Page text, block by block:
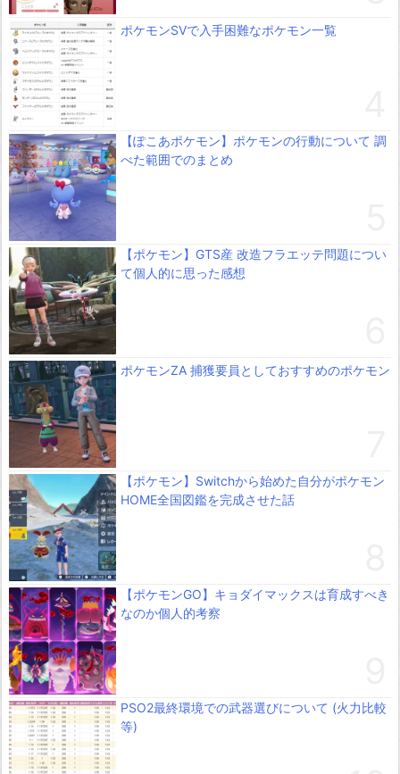
ポケモンSVで入手困難なポケモン一覧
【ぽこあポケモン】ポケモンの行動について 調
べた範囲でのまとめ
【ポケモン】GTS産 改造フラエッテ問題につい
て個人的に思った感想
ポケモンZA 捕獲要員としておすすめのポケモン
【ポケモン】Switchから始めた自分がポケモン
HOME全国図鑑を完成させた話
【ポケモンGO】キョダイマックスは育成すべき
なのか個人的考察
PSO2最終環境での武器選びについて (火力比較
等)